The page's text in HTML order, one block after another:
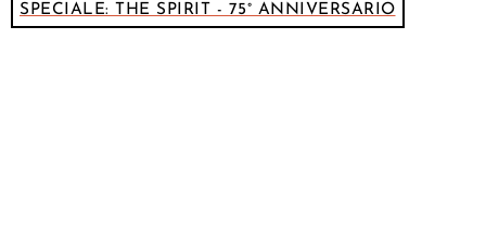
SPECIALE: THE SPIRIT - 75° ANNIVERSARIO